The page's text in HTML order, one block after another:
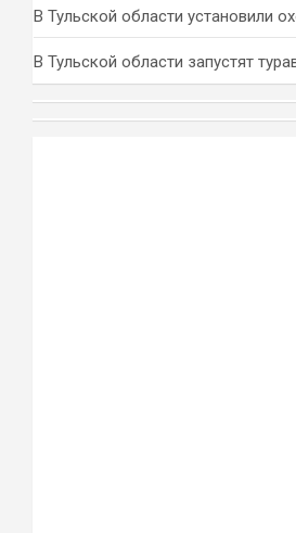
В Тульской области установили
В Тульской области запустят